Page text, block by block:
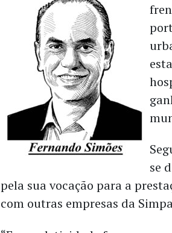
se
pela sua vocação para a
com outras empresas da